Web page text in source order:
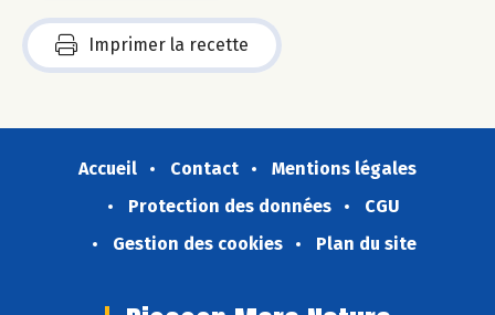
Imprimer la recette
Accueil Contact
Mentions légales
Protection des données
CGU
Gestion des cookies
Plan du site